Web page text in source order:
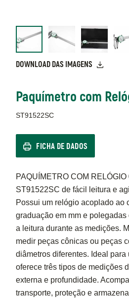
DOWNLOAD DAS IMAGENS
Paquímetro com
ST91522SC
FICHA DE DADOS
PAQUÍMETRO COM
ST91522SC de fácil leitura e
Possui um relógio acoplado ao
graduação em mm e
a leitura durante as medições.
medir peças cônicas ou peças
diâmetros diferentes. Ideal para
oferece três tipos de medições
externa e profundidade.
transporte, proteção e